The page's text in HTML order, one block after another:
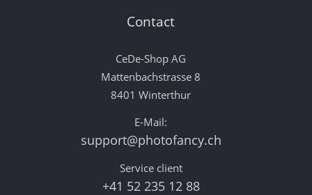
Contact
CeDe-Shop AG
Mattenbachstrasse 8
8401 Winterthur
E-Mail:
support@photofancy.ch
Service client
+41 52 235 12 88